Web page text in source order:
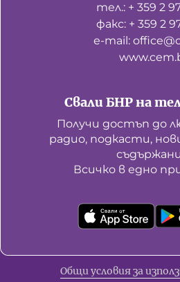
Свали БНР на
Получи достъп до
радио, подкасти,
Всичко в едно
тел.: + 359 2
факс: + 359 2
е-mail:
Общи условия за